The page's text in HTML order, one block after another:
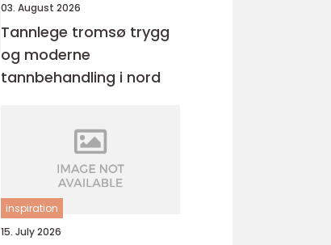
03. August 2026
Tannlege tromsø trygg
og moderne
tannbehandling i nord
inspiration
15. July 2026